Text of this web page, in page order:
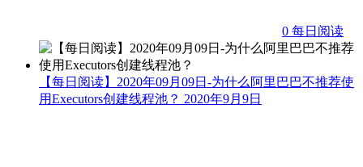
0 每日阅读
【每日阅读】2020年09月09日-为什么阿里巴巴不推荐使
用Executors创建线程池？ 2020年9月9日